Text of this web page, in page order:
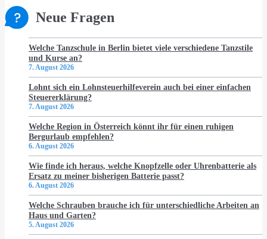
Neue Fragen
Welche Tanzschule in Berlin bietet viele verschiedene Tanzstile
und Kurse an?
7. August 2026
Lohnt sich ein Lohnsteuerhilfeverein auch bei einer einfachen
Steuererklärung?
7. August 2026
Welche Region in Österreich könnt ihr für einen ruhigen
Bergurlaub empfehlen?
6. August 2026
Wie finde ich heraus, welche Knopfzelle oder Uhrenbatterie als
Ersatz zu meiner bisherigen Batterie passt?
6. August 2026
Welche Schrauben brauche ich für unterschiedliche Arbeiten an
Haus und Garten?
5. August 2026